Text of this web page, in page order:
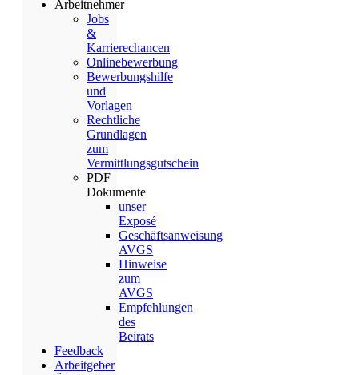
Arbeitnehmer
Jobs
&
Karrierechancen
Onlinebewerbung
Bewerbungshilfe
und
Vorlagen
Rechtliche
Grundlagen
zum
Vermittlungsgutschein
PDF
Dokumente
unser
Exposé
Geschäftsanweisung
AVGS
Hinweise
zum
AVGS
Empfehlungen
des
Beirats
Feedback
Arbeitgeber